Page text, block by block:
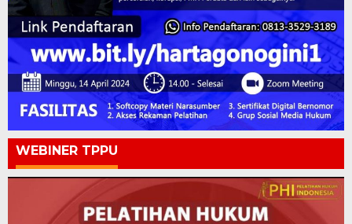
WEBINER TPPU